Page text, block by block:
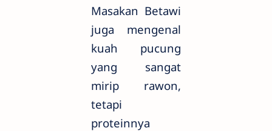
Masakan Betawi
juga mengenal
kuah pucung
yang sangat
mirip rawon,
tetapi
proteinnya